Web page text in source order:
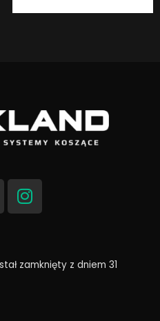
I
n
s
g
zamknięty z dniem 31